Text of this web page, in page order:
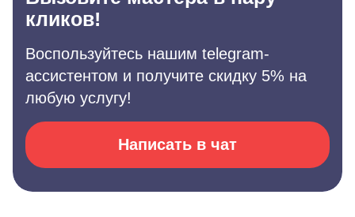
кликов!
Воспользуйтесь нашим telegram-
ассистентом и получите скидку 5% на
любую услугу!
Написать в чат